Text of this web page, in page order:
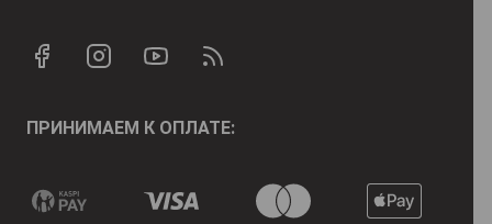
ПРИНИМАЕМ К ОПЛАТЕ: